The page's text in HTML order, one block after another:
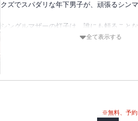
クズでスパダリな年下男子が、頑張るシン
シングルマザーの灯子は、誰にも頼ること
忙しな毎日を送っていた。
男嫌いな灯子の最後の恋が始まりそうで──
全て表示する
※無料、予約